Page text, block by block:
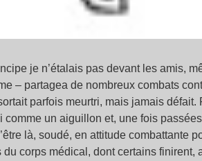
je n’étalais pas devant les amis,
– partagea de nombreux combats
parfois meurtri, mais jamais défait.
un aiguillon et, une fois
là, soudé, en attitude combattante
corps médical, dont certains finirent,